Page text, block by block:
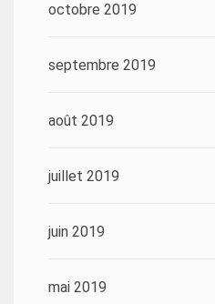
octobre 2019
septembre 2019
août 2019
juillet 2019
juin 2019
mai 2019